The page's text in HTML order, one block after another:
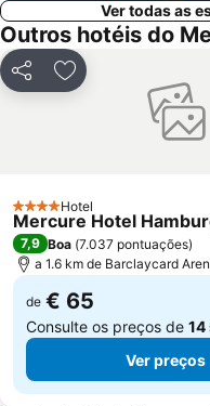
Ver todas as
Outros hotéis do
PartilharAdicionar aos
4 Estrelas
Hotel
Mercure Hotel
7,9 Boa (7.037 pontuações)
a 1.6 km de Barclaycard
de € 65
Consulte os preços de 14
Ver preços